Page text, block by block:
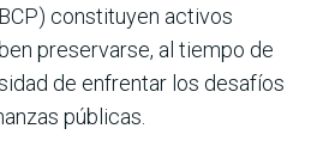
constituyen activos
preservarse, al tiempo de
de enfrentar los desafíos
públicas.